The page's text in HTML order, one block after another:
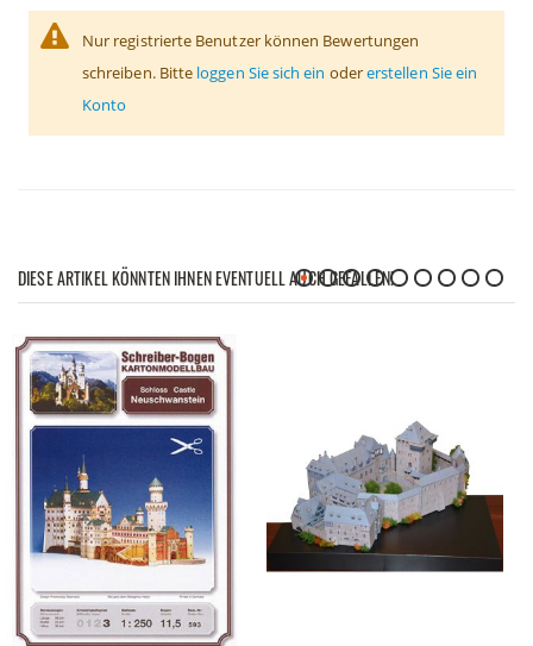
Nur registrierte Benutzer können Bewertungen
schreiben. Bitte loggen Sie sich ein odererstellen Sie ein
Konto
DIESE ARTIKEL KÖNNTEN IHNEN EVENTUELL AUCH GEFALLEN!